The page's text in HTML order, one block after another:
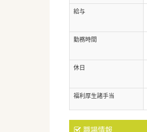
給与
勤務時間
休日
福利厚生諸手当
職場情報